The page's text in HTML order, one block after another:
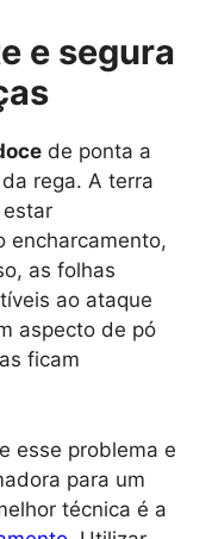
e segura
de ponta a
rega. A terra
encharcamento,
as folhas
ao ataque
aspecto de pó
ficam
esse problema e
para um
técnica é a